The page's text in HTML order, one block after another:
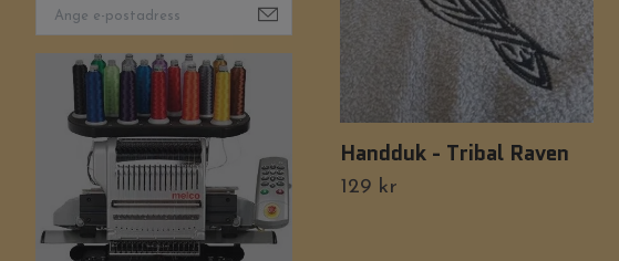
Handduk - Tribal Raven
129 kr